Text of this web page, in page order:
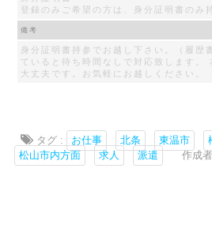
登録のみご希望の方は、身分証明書のみ
備考
身分証明書持参でお越し下さい。（履歴
ていると待ち時間なしで対応致します。
大丈夫です。お気軽にお越しください。
タグ : お仕事 北条 東温市
松山市内方面
求人 派遣 作成